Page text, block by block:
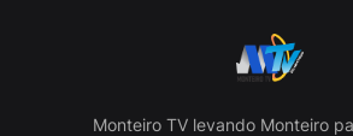
Monteiro TV levando Monteiro